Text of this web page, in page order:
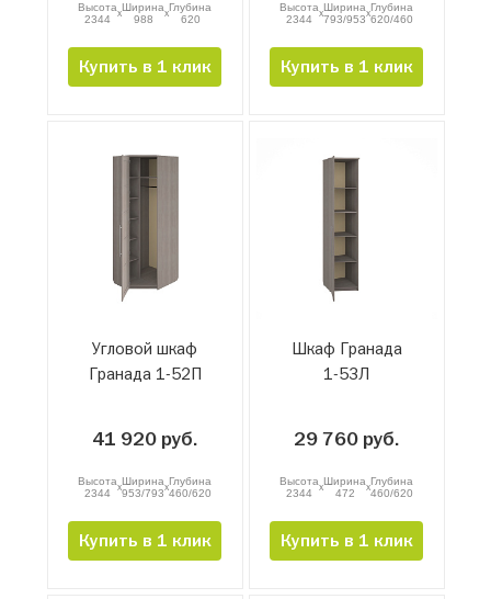
Высота
2344
xШирина
988
xГлубина
620
Купить в 1 клик
Высота
2344
xШирина
793/953xГлубина
620/460
Купить в 1 клик
Угловой шкаф
Гранада 1-52П
41 920 руб.
Высота
2344
xШирина
953/793xГлубина
460/620
Купить в 1 клик
Шкаф Гранада
1-53Л
29 760 руб.
Высота
2344
xШирина
472
xГлубина
460/620
Купить в 1 клик